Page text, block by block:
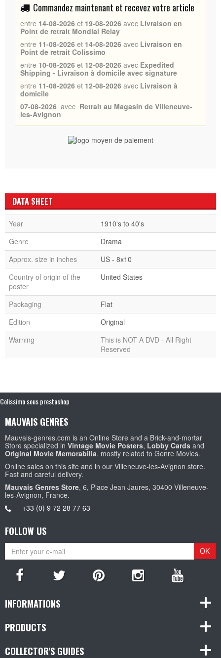
Commandez maintenant et recevez votre article
entre 14-08-2026 et 19-08-2026 avec Livraison en
Point de retrait Mondial Relay
entre 11-08-2026 et 14-08-2026 avec Livraison en
Point de retrait Colissimo
entre 10-08-2026 et 12-08-2026 avec Expedited
Shipping - Livraison à domicile avec signature
entre 11-08-2026 et 12-08-2026 avec Livraison à
domicile
07-08-2026 avec Retrait au Magasin de Villeneuve-
les-Avignon
DATA SHEET
Year
1910's to 40's
Genre
Drama
Approx. size in inches
US - 8x10
Country of origin of the
poster
United States
Packaging
Flat
Edition
Original
Warning
This is NOT A DVD - All Right
Reserved
Colissimo sous prestashop
MAUVAIS GENRES
Mauvais-genres.com is an Online Store and a Brick-and-mortar
Store specialized in Vintage Movie Posters, Lobby Cards and
Original Movie Memorabilia, mostly related to Genre Movies.
Online sales on this site and in our Villeneuve-les-Avignon store.
Fast and careful delivery.
Mauvais Genres Store, 6, Place Jean Jaures, 30400 Villeneuve-
les-Avignon, France.
+33 (0) 9 72 28 77 63
FOLLOW US
OK
INFORMATIONS
PRODUCTS
COLLECTOR'S GUIDES